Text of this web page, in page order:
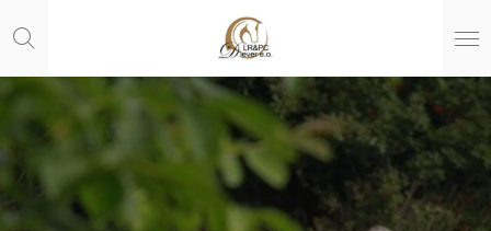
direct
de
hoofdinhoud